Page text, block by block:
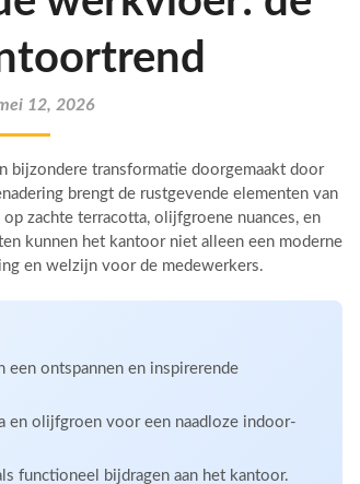
12, 2026
bijzondere transformatie doorgemaakt door
brengt de rustgevende elementen van
zachte terracotta, olijfgroene nuances, en
kunnen het kantoor niet alleen een moderne
en welzijn voor de medewerkers.
ontspannen en inspirerende
en olijfgroen voor een naadloze indoor-
functioneel bijdragen aan het kantoor.